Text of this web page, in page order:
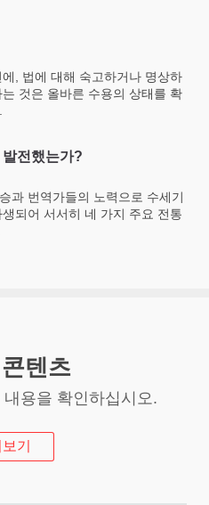
, 법에 대해 숙고하거나 명상하
것은 올바른 수용의 상태를 확
전했는가?
과 번역가들의 노력으로 수세기
되어 서서히 네 가지 주요 전통
텐츠
용을 확인하십시오.
기